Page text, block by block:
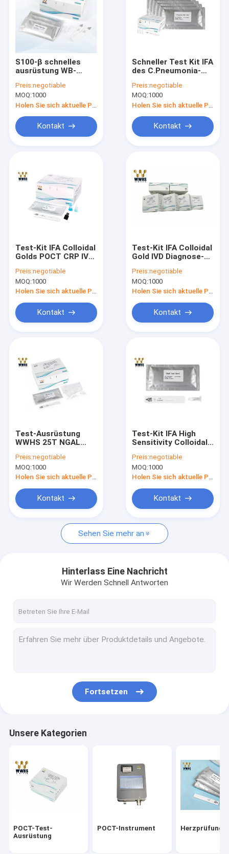
Produkte
Über uns
Fabrik-Ausflug
Fordern Sie ein Zitat
News
POCT-Test-Ausrüstung
Herzprüfungsausrüstung
Schnelle Test-Ausrüstung PCT
Ergiebigkeits-Test-Ausrüstung
Medizinisches Laborverbrauchsmaterialien
Virus-Transport-Medium
S100-β schnelles
ausrüstung WB-
Test-Kassetten-
POCT Diagnoseim
Vollblut, Plasma und
Serum
Preis:negotiable
MOQ:1000
Kontakt
Schneller Test Kit IFA
des C.Pneumonia-
System-IVD und
kolloidale Reagens-
Kassette der
Golddiagnosenwwhs
Preis:negotiable
MOQ:1000
Kontakt
Test-Kit IFA Colloidal
Golds POCT CRP IVD
Kassette
Diagnosenwwhs
Preis:negotiable
MOQ:1000
Holen Sie sich aktuelle Preis
Kontakt
Test-Kit IFA Colloidal
Gold IVD Diagnose-
FIA POCT
Preis:negotiable
MOQ:1000
Holen Sie sich aktuelle Preis
Kontakt
Test-Ausrüstung
WWHS 25T NGAL
Probe FIA POCT
Preis:negotiable
MOQ:1000
Holen Sie sich aktuelle Preis
Kontakt
Test-Kit IFA High
Sensitivity Colloidal
schnelle Diagnose
Preis:negotiable
MOQ:1000
Holen Sie sich aktuelle Preis
Kontakt
Sehen Sie mehr an
Hinterlass Eine Nachricht
Wir Werden Schnell Antworten
Fortsetzen
Unsere Kategorien
POCT-Test-
Ausrüstung
POCT-Instrument